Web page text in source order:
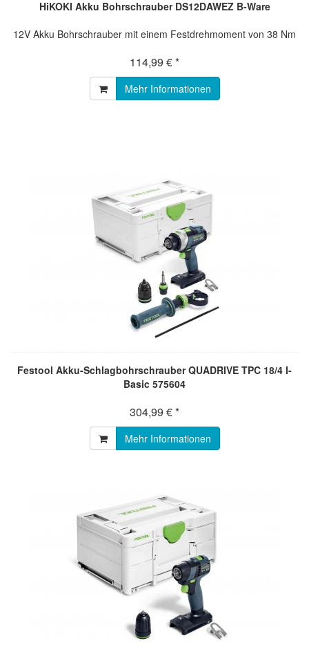
HiKOKI Akku Bohrschrauber DS12DAWEZ B-Ware
12V Akku Bohrschrauber mit einem Festdrehmoment von 38 Nm
114,99 € *
Mehr Informationen
Festool Akku-Schlagbohrschrauber QUADRIVE TPC 18/4 I-
Basic 575604
304,99 € *
Mehr Informationen